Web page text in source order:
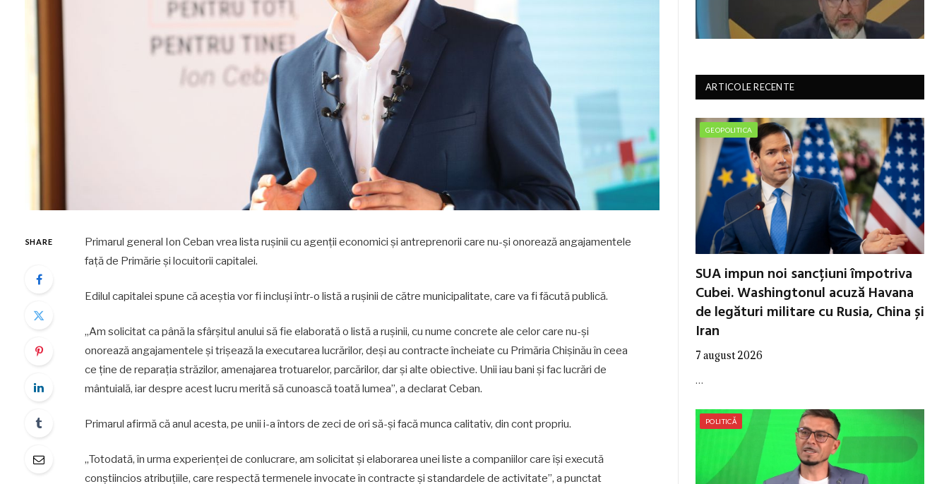
SHARE
Primarul general Ion Ceban vrea lista rușinii cu agenții economici și antreprenorii care nu-și onorează angajamentele
față de Primărie și locuitorii capitalei.
Edilul capitalei spune că aceștia vor fi incluși într-o listă a rușinii de către municipalitate, care va fi făcută publică.
„Am solicitat ca până la sfârșitul anului să fie elaborată o listă a rușinii, cu nume concrete ale celor care nu-și
onorează angajamentele și trișează la executarea lucrărilor, deși au contracte încheiate cu Primăria Chișinău în ceea
ce ține de reparația străzilor, amenajarea trotuarelor, parcărilor, dar și alte obiective. Unii iau bani și fac lucrări de
mântuială, iar despre acest lucru merită să cunoască toată lumea”, a declarat Ceban.
Primarul afirmă că anul acesta, pe unii i-a întors de zeci de ori să-și facă munca calitativ, din cont propriu.
„Totodată, în urma experienței de conlucrare, am solicitat și elaborarea unei liste a companiilor care își execută
conștiincios atribuțiile, care respectă termenele invocate în contracte și standardele de activitate”, a punctat
ARTICOLE RECENTE
GEOPOLITICA
SUA impun noi sancțiuni împotriva
Cubei. Washingtonul acuză Havana
de legături militare cu Rusia, China și
Iran
7 august 2026
…
POLITICĂ